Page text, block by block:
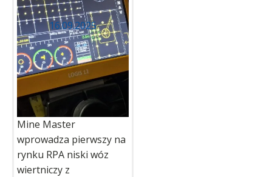
16.09.2025
Mine Master
wprowadza pierwszy na
rynku RPA niski wóz
wiertniczy z